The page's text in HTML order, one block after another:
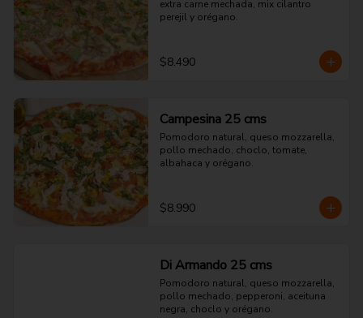
extra carne mechada, mix cilantro
perejil y orégano.
$8.490
Campesina 25 cms
Pomodoro natural, queso mozzarella,
pollo mechado, choclo, tomate,
albahaca y orégano.
$8.990
Di Armando 25 cms
Pomodoro natural, queso mozzarella,
pollo mechado, pepperoni, aceituna
negra, choclo y orégano.